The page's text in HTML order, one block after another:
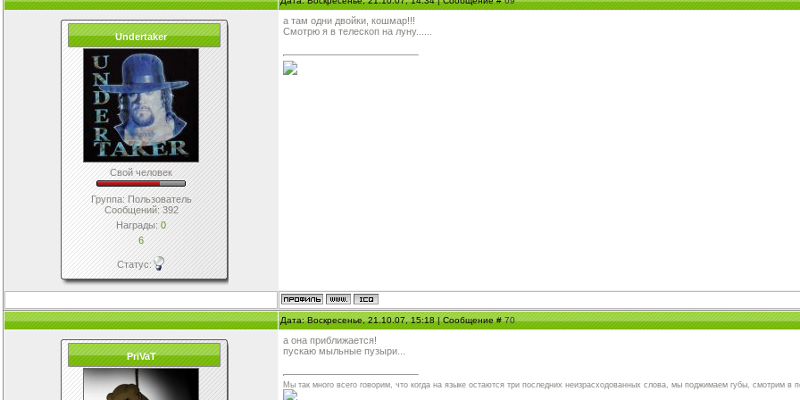
Undertaker
Свой человек
Группа: Пользователь
Сообщений:392
Награды:0
6
Статус:
а там одни двойки, кошмар!!!
Смотрю я в телескоп на луну......
Дата: Воскресенье, 21.10.07, 15:18 | Сообщение #70
PriVaT
а она приближается!
пускаю мыльные пузыри...
Мы так много всего говорим, что когда на языке остаются три последних неизрасходованных слова, мы поджимаем губы, смотрим в